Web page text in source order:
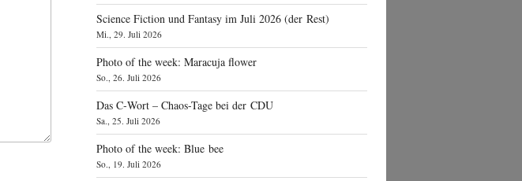
Science Fiction und Fantasy im Juli 2026 (der Rest)
Mi., 29. Juli 2026
Photo of the week: Maracuja flower
So., 26. Juli 2026
Das C‑Wort – Chaos-Tage bei der CDU
Sa., 25. Juli 2026
Photo of the week: Blue bee
So., 19. Juli 2026